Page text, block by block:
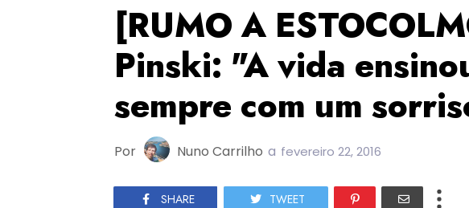
[RUMO A
Pinski: "A vida
sempre com um
Por Nuno Carrilho a fevereiro 22, 2016
SHARE TWEET